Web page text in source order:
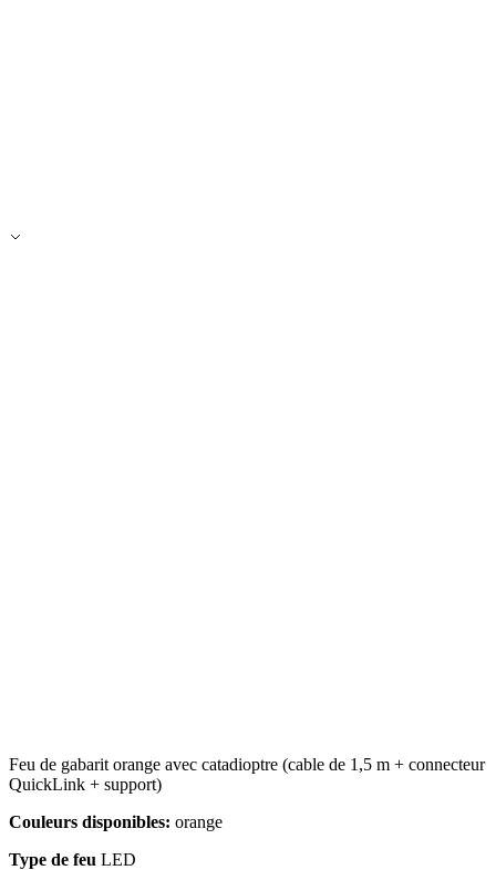
Feu de gabarit orange avec catadioptre (cable de 1,5 m + connecteur
QuickLink + support)
Couleurs disponibles: orange
Type de feu LED